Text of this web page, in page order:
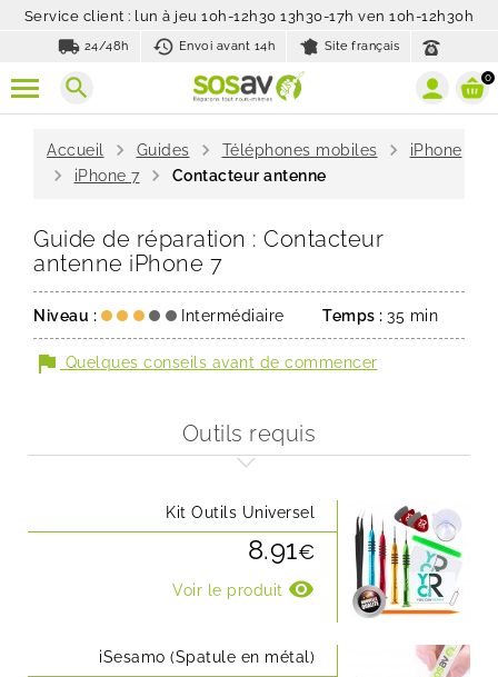
Service client : lun à jeu 10h-12h30 13h30-17h ven 10h-12h30h
local_shipping 24/48h history_toggle_off
Envoi avant 14h Site français
search 0
Accueil chevron_right Guides chevron_right Téléphones mobiles chevron_right iPhone
chevron_right iPhone 7 chevron_right Contacteur antenne
Guide de réparation : Contacteur
antenne iPhone 7
Niveau : Intermédiaire Temps : 35 min
flag Quelques conseils avant de commencer
Outils requis
Kit Outils Universel
8.91€
Voir le produit visibility
iSesamo (Spatule en métal)